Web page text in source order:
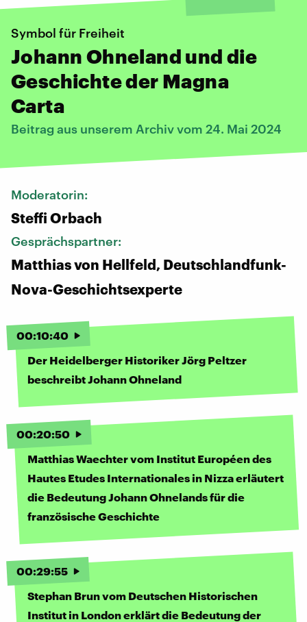
Symbol für Freiheit
Johann Ohneland und die
Geschichte der Magna
Carta
Beitrag aus unserem Archiv vom 24. Mai 2024
Moderatorin:
Steffi Orbach
Gesprächspartner:
Matthias von Hellfeld, Deutschlandfunk-
Nova-Geschichtsexperte
00:10:40
Der Heidelberger Historiker Jörg Peltzer
beschreibt Johann Ohneland
00:20:50
Matthias Waechter vom Institut Européen des
Hautes Etudes Internationales in Nizza erläutert
die Bedeutung Johann Ohnelands für die
französische Geschichte
00:29:55
Stephan Brun vom Deutschen Historischen
Institut in London erklärt die Bedeutung der